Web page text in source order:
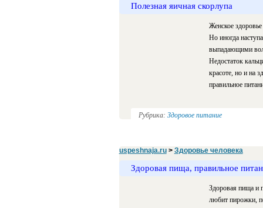
Полезная яичная скорлупа
Женское
Но иногда
выпадающими
Недостаток
красоте, но и на
правильное
Рубрика: Здоровое питание
uspeshnaja.ru> Здоровье человека
Здоровая пища, правильное
Здоровая пища и
любит пирожки,